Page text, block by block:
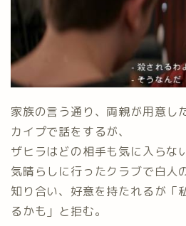
家族の言う通り、両親が用意し
カイプで話をするが、
ザヒラはどの相手も気に入らない
気晴らしに行ったクラブで白人
知り合い、好意を持たれるが「
るかも」と拒む。